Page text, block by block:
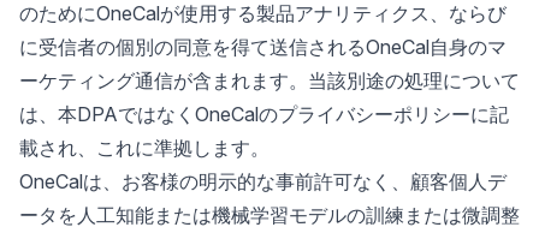
のためにOneCalが使用する製品アナリティクス、ならび
に受信者の個別の同意を得て送信されるOneCal自身のマ
ーケティング通信が含まれます。当該別途の処理について
は、本DPAではなくOneCalのプライバシーポリシーに記
載され、これに準拠します。
OneCalは、お客様の明示的な事前許可なく、顧客個人デ
ータを人工知能または機械学習モデルの訓練または微調整